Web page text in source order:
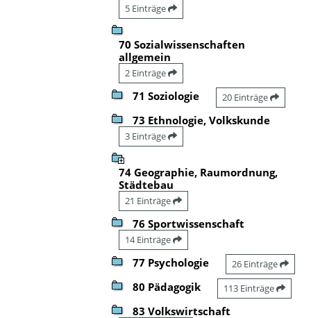
5 Einträge
70 Sozialwissenschaften
allgemein
2 Einträge
71 Soziologie 20 Einträge
73 Ethnologie, Volkskunde
3 Einträge
74 Geographie, Raumordnung,
Städtebau
21 Einträge
76 Sportwissenschaft
14 Einträge
77 Psychologie 26 Einträge
80 Pädagogik 113 Einträge
83 Volkswirtschaft